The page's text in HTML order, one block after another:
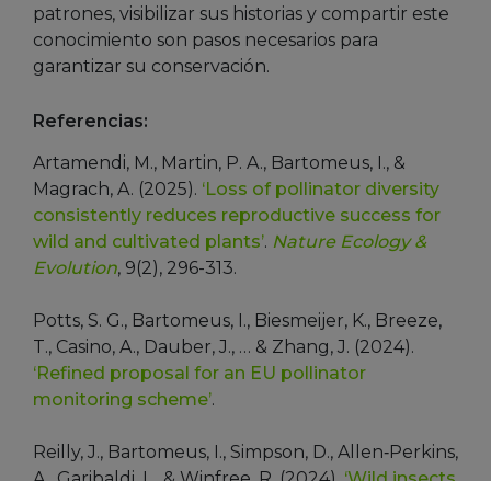
patrones, visibilizar sus historias y compartir este
conocimiento son pasos necesarios para
garantizar su conservación.
Referencias:
Artamendi, M., Martin, P. A., Bartomeus, I., &
Magrach, A. (2025). ‘Loss of pollinator diversity
consistently reduces reproductive success for
wild and cultivated plants’. Nature Ecology &
Evolution, 9(2), 296-313.
Potts, S. G., Bartomeus, I., Biesmeijer, K., Breeze,
T., Casino, A., Dauber, J., … & Zhang, J. (2024).
‘Refined proposal for an EU pollinator
monitoring scheme’.
Reilly, J., Bartomeus, I., Simpson, D., Allen‐Perkins,